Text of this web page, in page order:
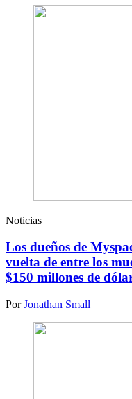
Noticias
Los dueños de
vuelta de entre los
$150 millones de
PorJonathan Small